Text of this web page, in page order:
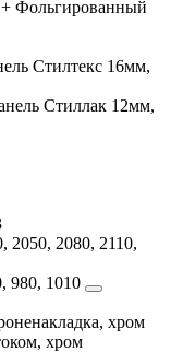
Фольгированный
Стилтекс 16мм,
Стиллак 12мм,
2050, 2080, 2110,
980, 1010
хром
хром